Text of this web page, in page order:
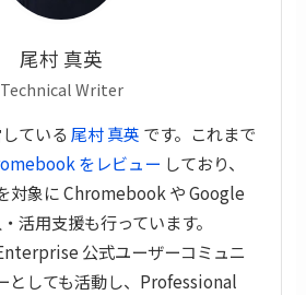
尾村 真英
Technical Writer
ている 尾村 真英 です。これまで
をレビュー しており、
対象に Chromebook や Google
活用支援も行っています。
公式ユーザーコミュニ
としても活動し、Professional